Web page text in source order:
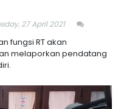
27 April 2021
fungsi RT akan
melaporkan pendatang